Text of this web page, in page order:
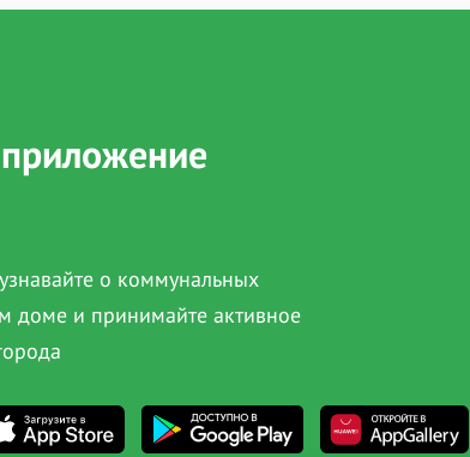
о коммунальных
доме и принимайте активное